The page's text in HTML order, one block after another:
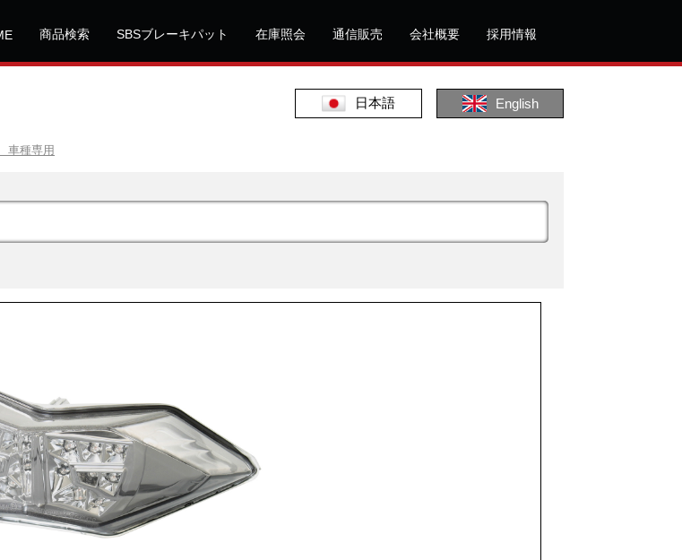
商品検索 SBSブレーキパット 在庫照会 通信販売 会社概要 採用情報
日本語 English
車種専用